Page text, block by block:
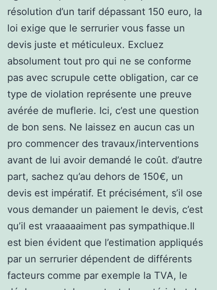
résolution d’un tarif dépassant 150 euro, la
loi exige que le serrurier vous fasse un
devis juste et méticuleux. Excluez
absolument tout pro qui ne se conforme
pas avec scrupule cette obligation, car ce
type de violation représente une preuve
avérée de muflerie. Ici, c’est une question
de bon sens. Ne laissez en aucun cas un
pro commencer des travaux/interventions
avant de lui avoir demandé le coût. d’autre
part, sachez qu’au dehors de 150€, un
devis est impératif. Et précisément, s’il ose
vous demander un paiement le devis, c’est
qu’il est vraaaaaiment pas sympathique.Il
est bien évident que l’estimation appliqués
par un serrurier dépendent de différents
facteurs comme par exemple la TVA, le